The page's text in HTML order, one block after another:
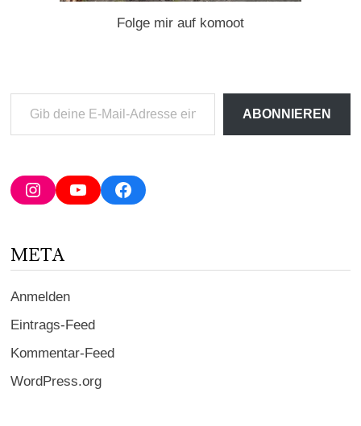
Folge mir auf komoot
deine
Adresse
ein ...
ABONNIEREN
InstagramYouTubeFacebook
META
Anmelden
Eintrags-Feed
Kommentar-Feed
WordPress.org